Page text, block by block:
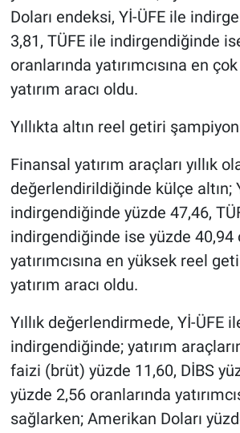
Doları endeksi, Yİ-ÜFE ile
3,81, TÜFE ile indirgendiğinde
oranlarında yatırımcısına en
yatırım aracı oldu.
Yıllıkta altın reel getiri
Finansal yatırım araçları yıllık
değerlendirildiğinde külçe altın;
indirgendiğinde yüzde 47,46,
indirgendiğinde ise yüzde 40,94
yatırımcısına en yüksek reel
yatırım aracı oldu.
Yıllık değerlendirmede, Yİ-ÜFE
indirgendiğinde; yatırım
faizi (brüt) yüzde 11,60, DİBS
yüzde 2,56 oranlarında
sağlarken; Amerikan Doları